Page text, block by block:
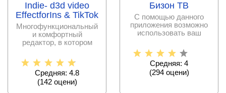
Indie- d3d video
EffectforIns & TikTok
Многофункциональный
и комфортный
редактор, в котором
Средняя: 4.8
(142оцени)
Бизон ТВ
С помощью данного
приложения возможно
использовать ваш
качестве
Средняя: 4
(294оцени)